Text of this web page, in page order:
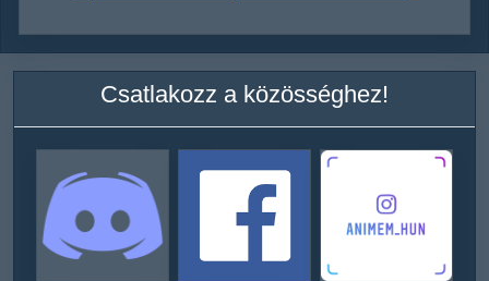
Csatlakozz a közösséghez!